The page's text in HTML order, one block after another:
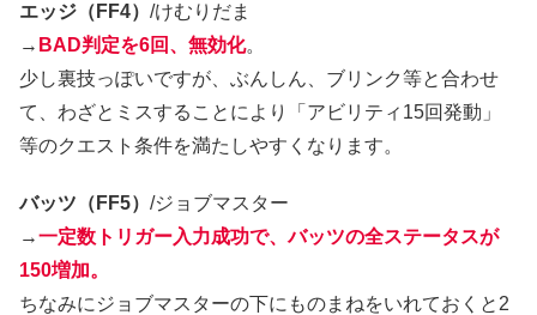
エッジ（FF4） /けむりだま
→ BAD判定を6回、無効化。
少し裏技っぽいですが、ぶんしん、ブリンク等と合わせ
て、わざとミスすることにより「アビリティ15回発動」
等のクエスト条件を満たしやすくなります。
バッツ（FF5） /ジョブマスター
→一定数トリガー入力成功で、バッツの全ステータスが
150増加。
ちなみにジョブマスターの下にものまねをいれておくと2